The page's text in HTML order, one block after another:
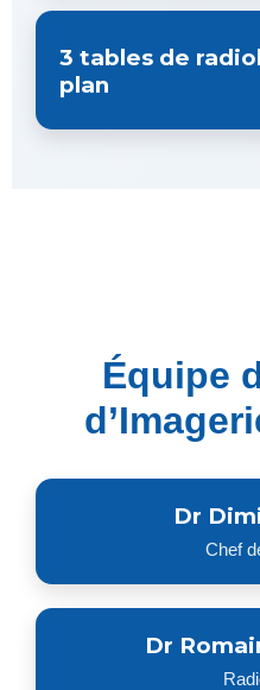
3 tables de
plan
Équipe
Dr
Chef
Dr